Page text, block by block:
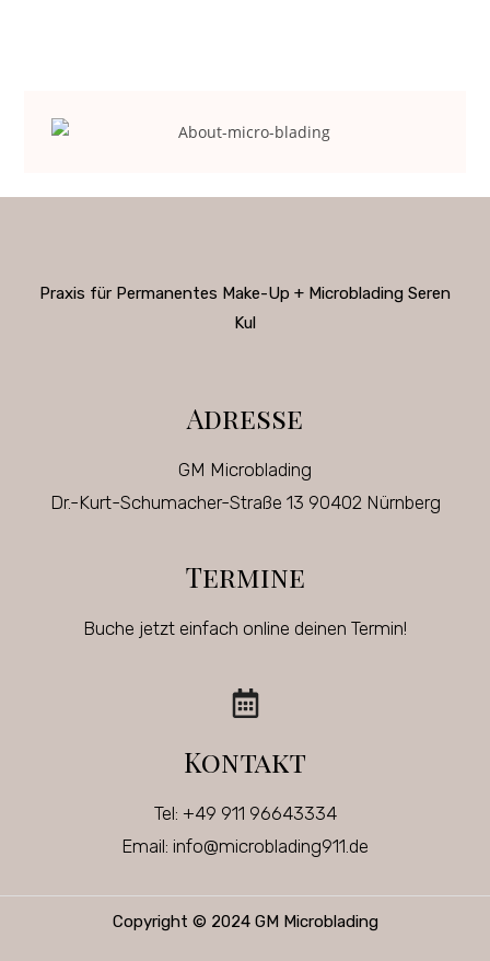
Praxis für Permanentes Make-Up + Microblading Seren
Kul
Adresse
GM Microblading
Dr.-Kurt-Schumacher-Straße 13 90402 Nürnberg
Termine
Buche jetzt einfach online deinen Termin!
Kontakt
Tel: +49 911 96643334
Email: info@microblading911.de
Copyright © 2024 GM Microblading